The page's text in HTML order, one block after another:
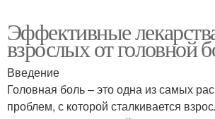
Эффективные
взрослых от головной
Введение
Головная боль – это одна из самых
проблем, с которой сталкивается